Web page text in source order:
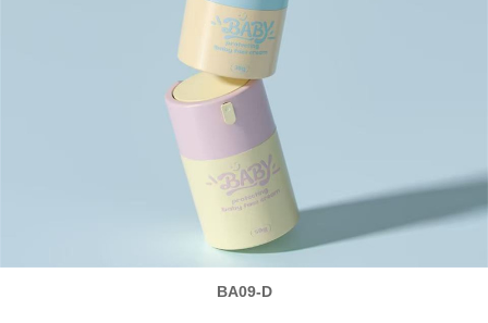
BA09-D